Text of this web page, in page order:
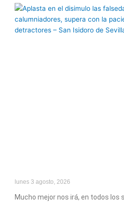
lunes 3 agosto, 2026
Mucho mejor nos irá, en todos los